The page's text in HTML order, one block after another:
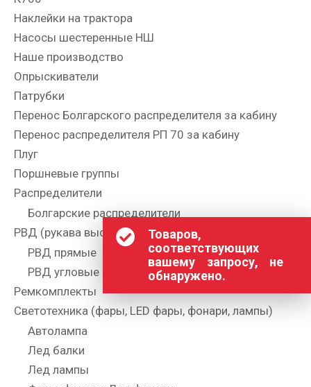
Товаров,
соответствующих
вашему запросу, не
обнаружено.
Наклейки на трактора
Насосы шестеренные НШ
Наше производство
Опрыскиватели
Патрубки
Перенос Болгарского распределителя за кабину
Перенос распределителя РП 70 за кабину
Плуг
Поршневые группы
Распределители
Болгарские распределители
РВД (рукава высокого давления)
РВД прямые
РВД угловые
Ремкомплекты
Светотехника (фары, LED фары, фонари, лампы)
Автолампа
Лед балки
Лед лампы